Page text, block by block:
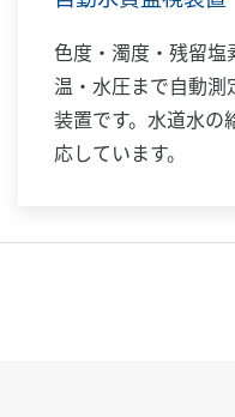
色度・濁度・残留
温・水圧まで自動
装置です。水道水の
応しています。